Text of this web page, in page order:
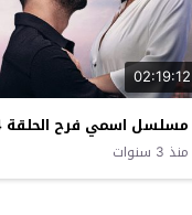
02:19:12
مسلسل اسمي فرح الحلقة 4 مترجم للعربية
منذ 3 سنوات